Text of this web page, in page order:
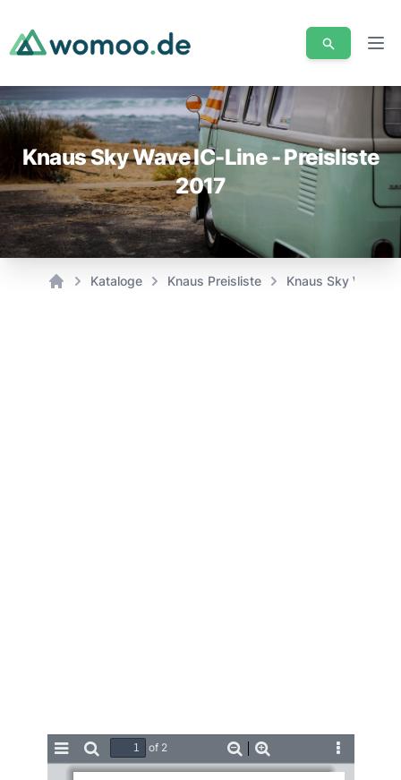
Knaus Sky Wave IC-Line - Preisliste
2017
Kataloge Knaus Preisliste Knaus Sky Wave
Toggle
Sidebar
Find
of 2
Zoom
Out
Zoom
In